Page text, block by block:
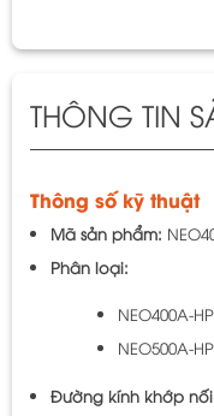
THÔNG TIN
Thông số kỹ thuật
Mã sản phẩm:
Phân loại:
NEO400A-
NEO500A-
Đường kính khớp